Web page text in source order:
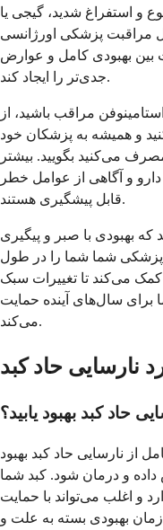
و استفراغ شدید، گیجی یا
مراقبت پزشکی اورژانسی
بین بهبودی کامل و عوارض
جدی‌تر را ایجاد کند.
مراقب باشید، از
و همیشه به پزشکان خود
می‌کنید بگویید. بیشتر
و آگاهی از عوامل خطر
قابل پیشگیری هستند.
که بهبودی با صبر و پیگیری
شما شما را در طول
کمک می‌کند تا تغییرات سبک
برای سال‌های آینده حمایت
می‌کند.
نارسایی حاد کبد
حاد کبد بهبود یابید؟
از نارسایی حاد کبد بهبود
و درمان شود. کبد شما
و اغلب می‌تواند با حمایت
بهبودی بسته به علت و